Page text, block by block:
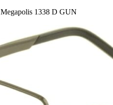
Megapolis 1338 D GUN